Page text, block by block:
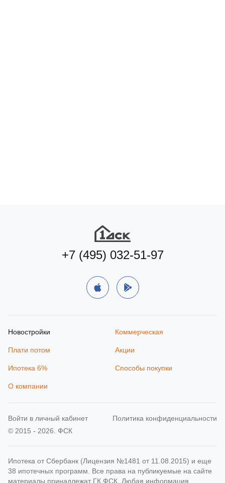
+7 (495) 032-51-97
Новостройки Коммерческая
Плати потом Акции
Ипотека 6% Способы покупки
О компании
© 2015 - 2026. ФСК
Политика конфиденциальности
Ипотека от Сбербанк (Лицензия №1481 от 11.08.2015) и еще
38 ипотечных программ. Все права на публикуемые на сайте
материалы принадлежат ГК ФСК. Любая информация,
Войти в личный кабинет